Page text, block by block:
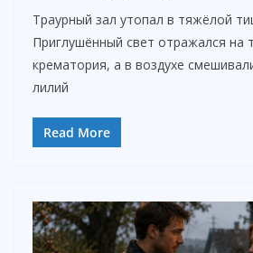
Траурный зал утопал в тяжёлой
Приглушённый свет отражался на
крематория, а в воздухе
лилий
Read More